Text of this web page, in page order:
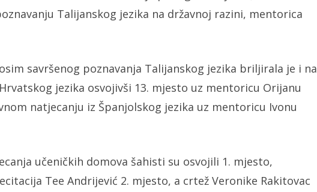
Talijanskog jezika na državnoj razini, mentorica
savršenog poznavanja Talijanskog jezika briljirala je i na
jezika osvojivši 13. mjesto uz mentoricu Orijanu
natjecanju iz Španjolskog jezika uz mentoricu Ivonu
učeničkih domova šahisti su osvojili 1. mjesto,
Tee Andrijević 2. mjesto, a crtež Veronike Rakitovac